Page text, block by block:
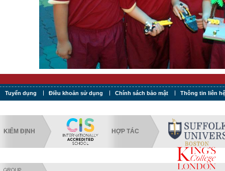
Tuyển dụng Điều khoản sử dụng Chính sách bảo mật Thông tin liên hệ
KIỂM ĐỊNH HỢP TÁC